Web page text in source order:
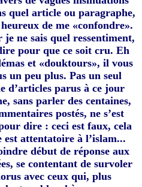
quel article ou paragraphe,
de me «confondre».
ne sais quel ressentiment,
pour que ce soit cru. Eh
et «douktours», il vous
un peu plus. Pas un seul
d’articles parus à ce jour
sans parler des centaines,
postés, ne s’est
dire : ceci est faux, cela
est attentatoire à l’islam...
début de réponse aux
se contentant de survoler
avec ceux qui, plus